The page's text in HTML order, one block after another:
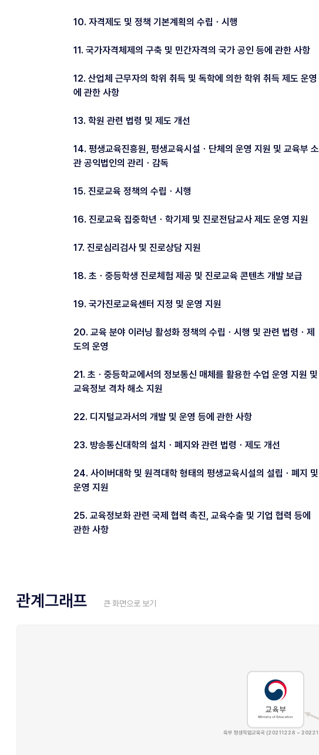
10. 자격제도 및 정책 기본계획의 수립ㆍ시행
11. 국가자격체제의 구축 및 민간자격의 국가 공인 등에 관한 사항
12. 산업체 근무자의 학위 취득 및 독학에 의한 학위 취득 제도 운영
에 관한 사항
13. 학원 관련 법령 및 제도 개선
14. 평생교육진흥원, 평생교육시설ㆍ단체의 운영 지원 및 교육부 소
관 공익법인의 관리ㆍ감독
15. 진로교육 정책의 수립ㆍ시행
16. 진로교육 집중학년ㆍ학기제 및 진로전담교사 제도 운영 지원
17. 진로심리검사 및 진로상담 지원
18. 초ㆍ중등학생 진로체험 제공 및 진로교육 콘텐츠 개발 보급
19. 국가진로교육센터 지정 및 운영 지원
20. 교육 분야 이러닝 활성화 정책의 수립ㆍ시행 및 관련 법령ㆍ제
도의 운영
21. 초ㆍ중등학교에서의 정보통신 매체를 활용한 수업 운영 지원 및
교육정보 격차 해소 지원
22. 디지털교과서의 개발 및 운영 등에 관한 사항
23. 방송통신대학의 설치ㆍ폐지와 관련 법령ㆍ제도 개선
24. 사이버대학 및 원격대학 형태의 평생교육시설의 설립ㆍ폐지 및
운영 지원
25. 교육정보화 관련 국제 협력 촉진, 교육수출 및 기업 협력 등에
관한 사항
관계그래프 큰 화면으로 보기